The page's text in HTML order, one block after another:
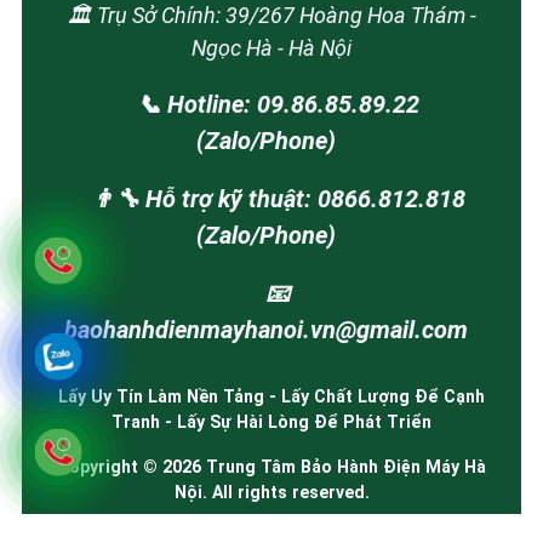
🏛️ Trụ Sở Chính: 39/267 Hoàng Hoa Thám -
Ngọc Hà - Hà Nội
📞 Hotline: 09.86.85.89.22
(Zalo/Phone)
👨‍🔧 Hỗ trợ kỹ thuật: 0866.812.818
(Zalo/Phone)
📧
baohanhdienmayhanoi.vn@gmail.com
Lấy Uy Tín Làm Nền Tảng - Lấy Chất Lượng Để Cạnh
Tranh - Lấy Sự Hài Lòng Để Phát Triển
Copyright © 2026 Trung Tâm Bảo Hành Điện Máy Hà
Nội. All rights reserved.